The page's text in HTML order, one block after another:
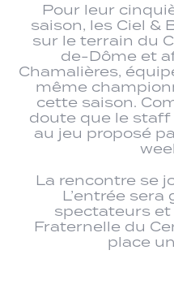
Pour leur
saison, les Ciel &
sur le terrain du
de-Dôme et
Chamalières,
même
cette saison.
doute que le
au jeu proposé
La rencontre se
L’entrée
spectateurs et
Fraternelle du
place